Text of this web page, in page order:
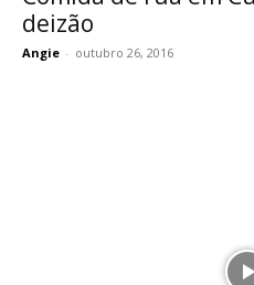
deizão
Angie - outubro 26, 2016